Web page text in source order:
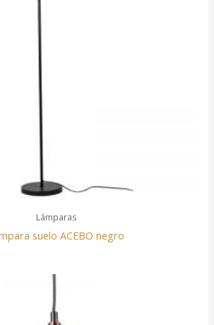
Lámparas
suelo ACEBO negro